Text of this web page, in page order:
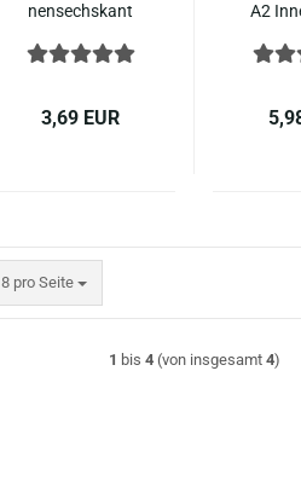
nen­sechs­kant
Edel­stahl
3,69 EUR
A2
kopf
8 pro Seite
pro Seite
1 bis 4 (von insgesamt 4)